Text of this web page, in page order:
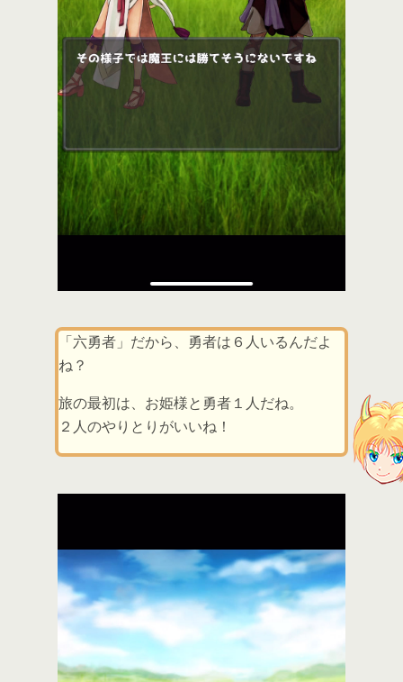
「六勇者」だから、勇者は６人いるんだよ
ね？
旅の最初は、お姫様と勇者１人だね。
２人のやりとりがいいね！